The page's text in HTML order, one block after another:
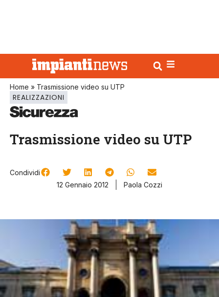
Home » Trasmissione video su UTP
REALIZZAZIONI
Trasmissione video su UTP
Condividi
12 Gennaio 2012
Paola Cozzi